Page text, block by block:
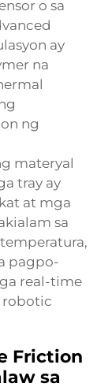
o sa
ay
na
ng
materyal
tray ay
at mga
sa
pagpo-
real-time
robotic
Friction
sa